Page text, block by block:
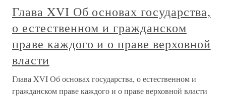
Глава XVI Об основах государства,
о естественном и гражданском
праве каждого и о праве верховной
власти
Глава XVI Об основах государства, о естественном и
гражданском праве каждого и о праве верховной власти